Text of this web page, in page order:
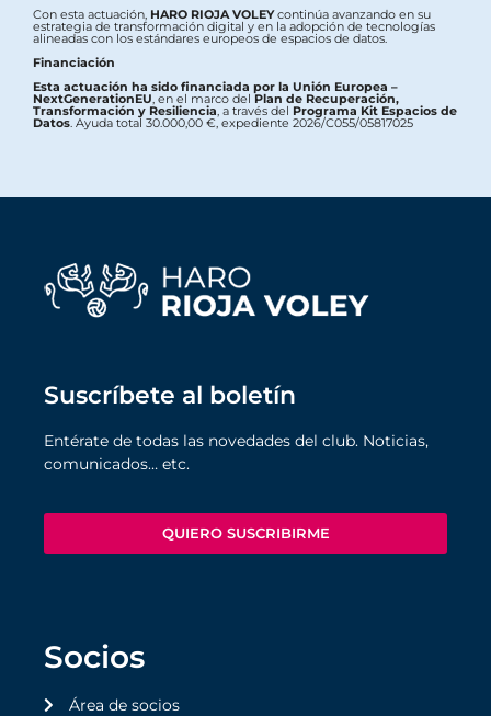
Con esta actuación, HARO RIOJA VOLEYcontinúa avanzando en su
estrategia de transformación digital y en la adopción de tecnologías
alineadas con los estándares europeos de espacios de datos.
Financiación
Esta actuación ha sido financiada por la Unión Europea –
NextGenerationEU, en el marco del Plan de Recuperación,
Transformación y Resiliencia, a través del Programa Kit Espacios de
Datos. Ayuda total 30.000,00 €, expediente 2026/C055/05817025
Suscríbete al boletín
Entérate de todas las novedades del club. Noticias,
comunicados… etc.
QUIERO SUSCRIBIRME
Socios
Área de socios